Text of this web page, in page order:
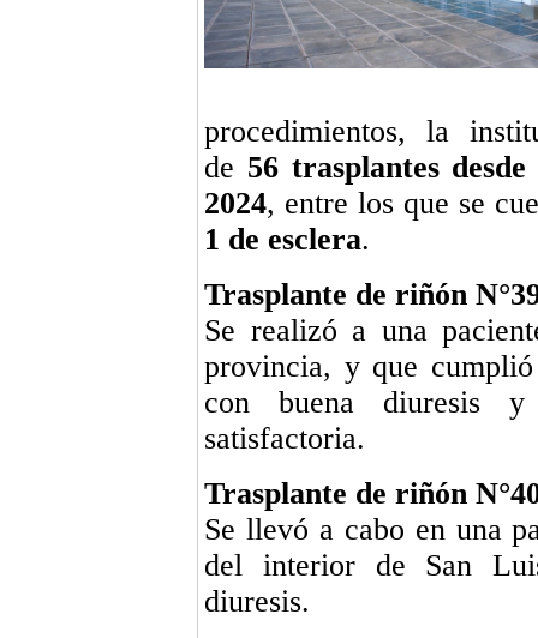
procedimientos, la
de 56 trasplantes
2024, entre los que se
1 de esclera.
Trasplante de riñón
Se realizó a una
provincia, y que
con buena diuresis
satisfactoria.
Trasplante de riñón
Se llevó a cabo en una
del interior de San
diuresis.